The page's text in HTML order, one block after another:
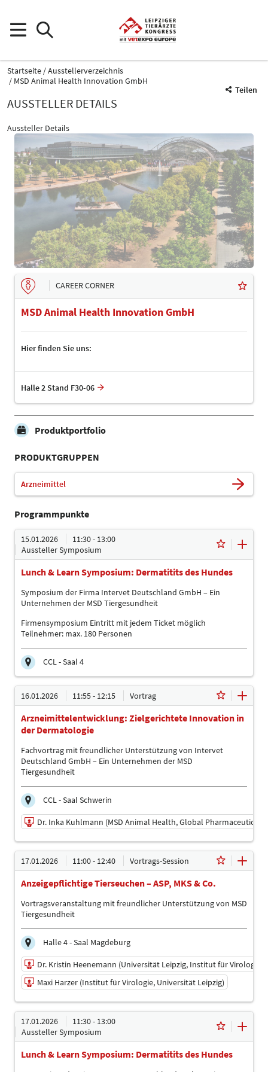
Startseite
Ausstellerverzeichnis
MSD Animal Health Innovation GmbH
Teilen
AUSSTELLER DETAILS
Aussteller Details
CAREER CORNER
MSD Animal Health Innovation GmbH
Hier finden Sie uns:
Halle 2 Stand F30-06
Produktportfolio
PRODUKTGRUPPEN
Arzneimittel
Programmpunkte
15.01.2026
11:30 - 13:00
Aussteller Symposium
Lunch & Learn Symposium: Dermatitits des Hundes
Symposium der Firma Intervet Deutschland GmbH – Ein
Unternehmen der MSD Tiergesundheit
Firmensymposium Eintritt mit jedem Ticket möglich
Teilnehmer: max. 180 Personen
CCL - Saal 4
15.01.2026 | 11:30 - 13:00
Sprache
Deutsch
Themen
Firmensymposium
16.01.2026 11:55 - 12:15 Vortrag
Arzneimittelentwicklung: Zielgerichtete Innovation in
der Dermatologie
Fachvortrag mit freundlicher Unterstützung von Intervet
Deutschland GmbH – Ein Unternehmen der MSD
Tiergesundheit
CCL - Saal Schwerin
Dr. Inka Kuhlmann (MSD Animal Health, Global Pharmaceutical
16.01.2026 | 11:55 - 12:15
Dr. Inka Kuhlmann (MSD Animal Health, Global
Pharmaceutical Development)
Sprache
17.01.2026 11:00 - 12:40 Vortrags-Session
Anzeigepflichtige Tierseuchen – ASP, MKS & Co.
Vortragsveranstaltung mit freundlicher Unterstützung von MSD
Tiergesundheit
Halle 4 - Saal Magdeburg
Dr. Kristin Heenemann (Universität Leipzig, Institut für Virologie)
Maxi Harzer (Institut für Virologie, Universität Leipzig)
17.01.2026 | 11:00 - 12:40
Dr. Kristin Heenemann (Universität Leipzig, Institut für
Virologie)
Vorsitz
Maxi Harzer (Institut für Virologie, Universität Leipzig)
17.01.2026
11:30 - 13:00
Aussteller Symposium
Lunch & Learn Symposium: Dermatitits des Hundes